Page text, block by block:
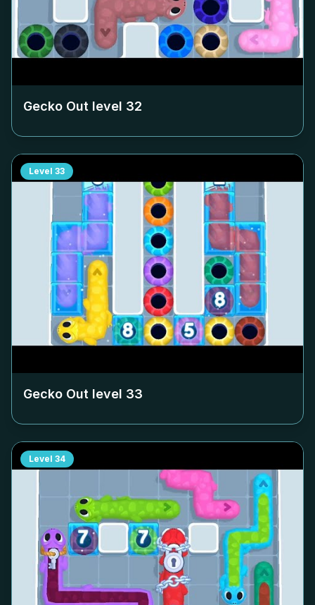
Gecko Out level 32
Level 33
Gecko Out level 33
Level 34